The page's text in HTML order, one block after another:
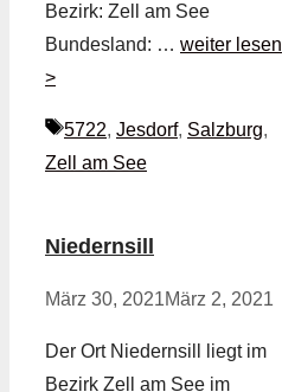
Bezirk: Zell am See
Bundesland: … weiter lesen
>
Schlagwörter
5722, Jesdorf, Salzburg,
Zell am See
Niedernsill
März 30, 2021März 2, 2021
Der Ort Niedernsill liegt im
Bezirk Zell am See im